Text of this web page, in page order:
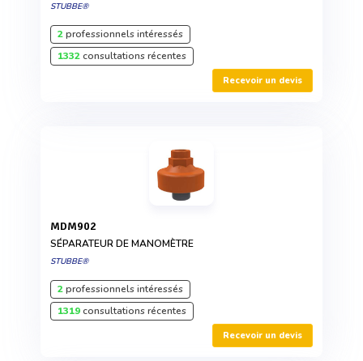
STUBBE®
2professionnels intéressés
1332consultations récentes
Recevoir un devis
MDM902
SÉPARATEUR DE MANOMÈTRE
STUBBE®
2professionnels intéressés
1319consultations récentes
Recevoir un devis